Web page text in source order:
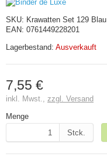
SKU: Krawatten Set 129 Blau
EAN: 0761449228201
Lagerbestand: Ausverkauft
7,55 €
inkl. Mwst., zzgl. Versand
Menge
Stck.